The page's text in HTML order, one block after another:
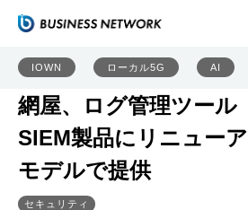
IOWN ローカル5G AI
網屋、ログ管理ツール
SIEM製品にリニュー
モデルで提供
セキュリティ